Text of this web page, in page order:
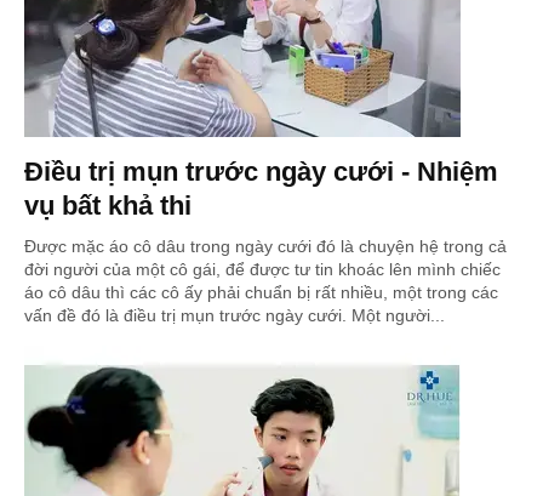
Điều trị mụn trước ngày cưới - Nhiệm
vụ bất khả thi
Được mặc áo cô dâu trong ngày cưới đó là chuyện hệ trong cả
đời người của một cô gái, để được tư tin khoác lên mình chiếc
áo cô dâu thì các cô ấy phải chuẩn bị rất nhiều, một trong các
vấn đề đó là điều trị mụn trước ngày cưới. Một người...